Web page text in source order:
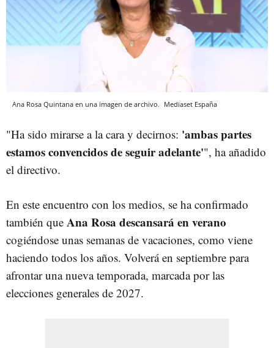
Ana Rosa Quintana en una imagen de archivo. Mediaset España
"Ha sido mirarse a la cara y decirnos: 'ambas partes
estamos convencidos de seguir adelante'", ha añadido
el directivo.
En este encuentro con los medios, se ha confirmado
también que Ana Rosa descansará en verano
cogiéndose unas semanas de vacaciones, como viene
haciendo todos los años. Volverá en septiembre para
afrontar una nueva temporada, marcada por las
elecciones generales de 2027.